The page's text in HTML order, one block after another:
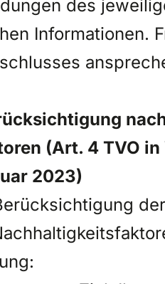
des
Informationen.
(Art. 4 TVO
2023)